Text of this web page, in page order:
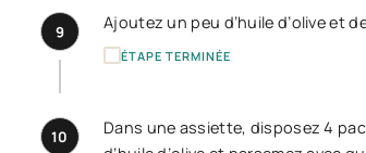
9 Ajoutez un peu d’huile d’olive et
ÉTAPE TERMINÉE
10
Dans une assiette, disposez 4